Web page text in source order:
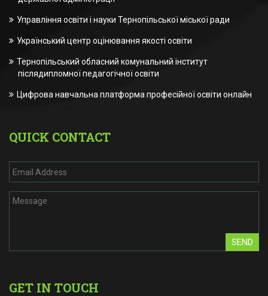
Управління освіти і науки Тернопільської міської ради
Український центр оцінювання якості освіти
Тернопільський обласний комунальний інститут
післядипломної педагогічної освіти
Цифрова навчальна платформа професійної освіти онлайн
QUICK CONTACT
SEND
GET IN TOUCH